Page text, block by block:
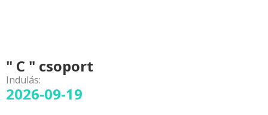
" C " csoport
Indulás:
2026-09-19